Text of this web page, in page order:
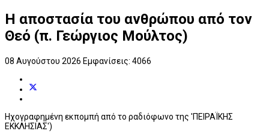
Η αποστασία του ανθρώπου από τον
Θεό (π. Γεώργιος Μούλτος)
08 Αυγούστου 2026 Εμφανίσεις: 4066
Ηχογραφημένη εκπομπή από το ραδιόφωνο της 'ΠΕΙΡΑΪΚΗΣ
ΕΚΚΛΗΣΙΑΣ')